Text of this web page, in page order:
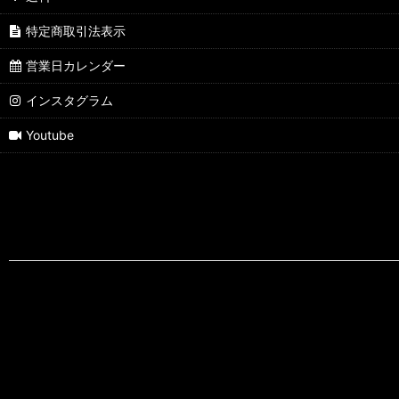
特定商取引法表示
営業日カレンダー
インスタグラム
Youtube